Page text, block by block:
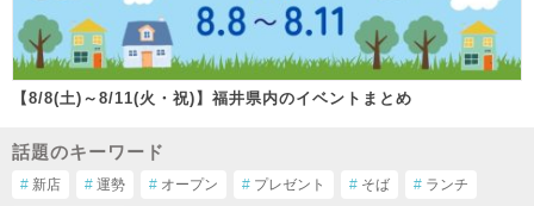
【8/8(土)～8/11(火・祝)】福井県内のイベントまとめ
話題のキーワード
# 新店 # 運勢 # オープン # プレゼント # そば # ランチ